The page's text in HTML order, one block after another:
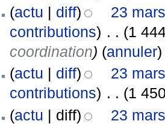
(actu | diff)
23
contributions) . . (1
coordination) (annuler)
(actu | diff)
23
contributions) . . (1
(actu | diff)
23